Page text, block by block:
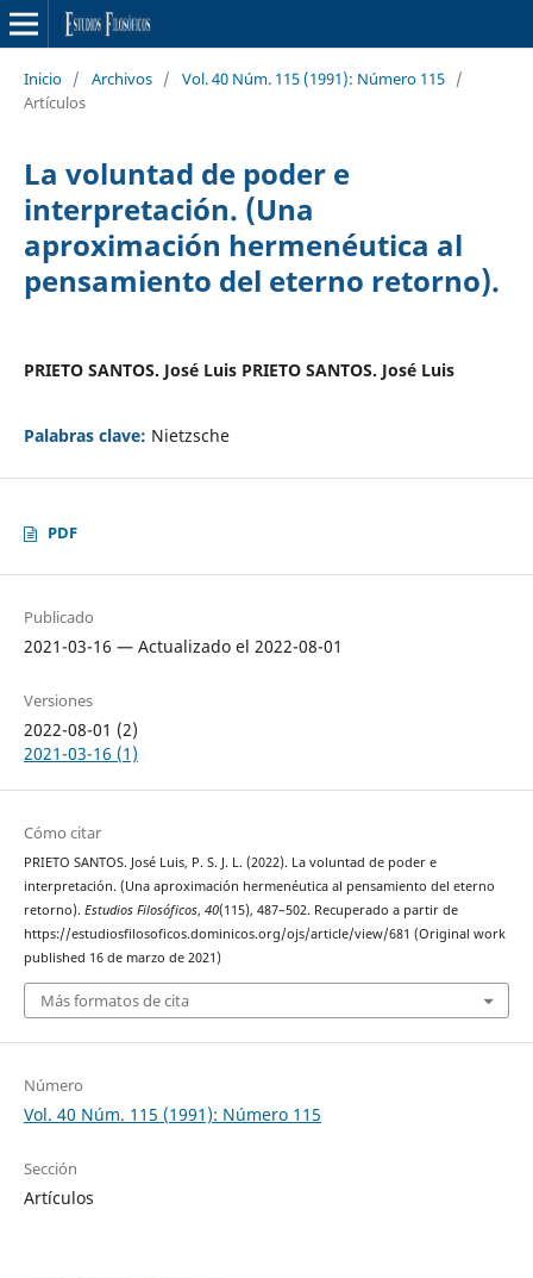
Inicio / Archivos / Vol. 40 Núm. 115 (1991): Número 115 /
Artículos
La voluntad de poder e
interpretación. (Una
aproximación hermenéutica al
pensamiento del eterno retorno).
PRIETO SANTOS. José Luis PRIETO SANTOS. José Luis
Palabras clave: Nietzsche
PDF
Publicado
2021-03-16 — Actualizado el 2022-08-01
Versiones
2022-08-01 (2)
2021-03-16 (1)
Cómo citar
PRIETO SANTOS. José Luis, P. S. J. L. (2022). La voluntad de poder e
interpretación. (Una aproximación hermenéutica al pensamiento del eterno
retorno). Estudios Filosóficos, 40(115), 487–502. Recuperado a partir de
https://estudiosfilosoficos.dominicos.org/ojs/article/view/681 (Original work
published 16 de marzo de 2021)
Más formatos de cita
Número
Vol. 40 Núm. 115 (1991): Número 115
Sección
Artículos